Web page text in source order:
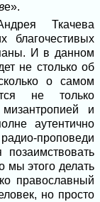
е».
Ткачева
благочестивых
И в данном
не столько об
о самом
не только
и
аутентично
проповеди
мы этого делать
православный
но просто